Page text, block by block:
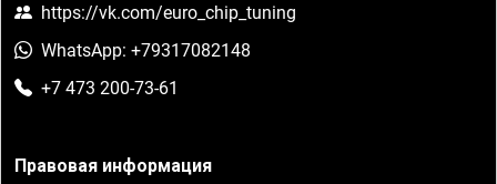
https://vk.com/euro_chip_tuning
WhatsApp: +79317082148
+7 473 200-73-61
Правовая информация